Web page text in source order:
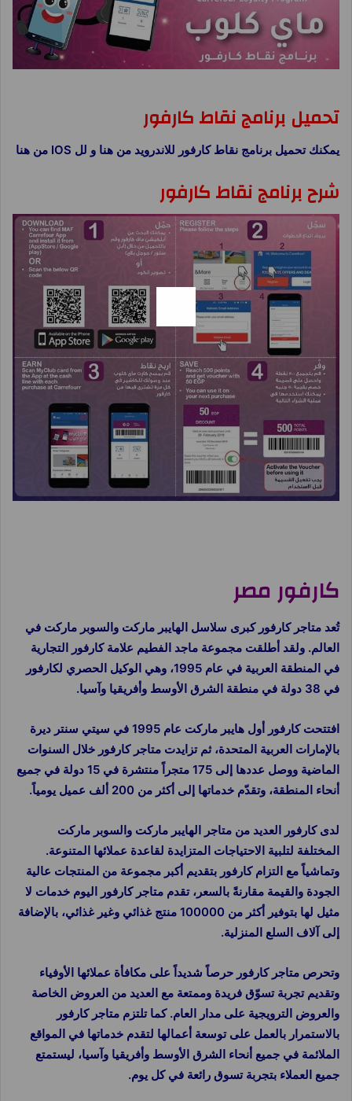
تحميل برنامج نقاط كارفور
يمكنك تحميل برنامج نقاط كارفور للاندرويد من هنا و لل IOS من هنا
شرح برنامج نقاط كارفور
كارفور مصر
تُعد متاجر كارفور كبرى سلاسل الهايبر ماركت والسوبر ماركت في
العالم. ولقد أطلقت مجموعة ماجد الفطيم علامة كارفور التجارية
في المنطقة العربية في عام 1995، وهي الوكيل الحصري لكارفور
في 38 دولة في منطقة الشرق الأوسط وأفريقيا وآسيا.
افتتحت كارفور أول هايبر ماركت عام 1995 في سيتي سنتر ديرة
بالإمارات العربية المتحدة، ثم تزايدت متاجر كارفور خلال السنوات
الماضية ووصل عددها إلى 175 متجراً منتشرة في 15 دولة في جميع
أنحاء المنطقة، وتقدّم خدماتها إلى أكثر من 200 ألف عميل يومياً.
لدى كارفور العديد من متاجر الهايبر ماركت والسوبر ماركت
المختلفة لتلبية الاحتياجات المتزايدة لقاعدة عملائها المتنوعة.
وتماشياً مع التزام كارفور بتقديم أكبر مجموعة من المنتجات عالية
الجودة والقيمة مقارنةً بالسعر، تقدم متاجر كارفور اليوم خدمات لا
مثيل لها بتوفير أكثر من 100000 منتج غذائي وغير غذائي، بالإضافة
إلى آلاف السلع المنزلية.
وتحرص متاجر كارفور حرصاً شديداً على مكافأة عملائها الأوفياء
وتقديم تجربة تسوّق فريدة وممتعة مع العديد من العروض الخاصة
والعروض الترويجية على مدار العام. كما تلتزم متاجر كارفور
بالاستمرار بالعمل على توسعة أعمالها لتقدم خدماتها في المواقع
الملائمة في جميع أنحاء الشرق الأوسط وأفريقيا وآسيا، ليستمتع
جميع العملاء بتجربة تسوق رائعة في كل يوم.